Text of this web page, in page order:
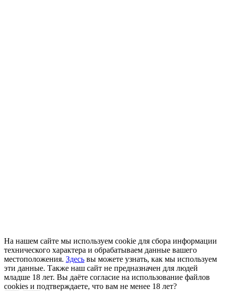
На нашем сайте мы используем cookie для сбора информации
технического характера и обрабатываем данные вашего
местоположения. Здесь вы можете узнать, как мы используем
эти данные. Также наш сайт не предназначен для людей
младше 18 лет. Вы даёте согласие на использование файлов
cookies и подтверждаете, что вам не менее 18 лет?